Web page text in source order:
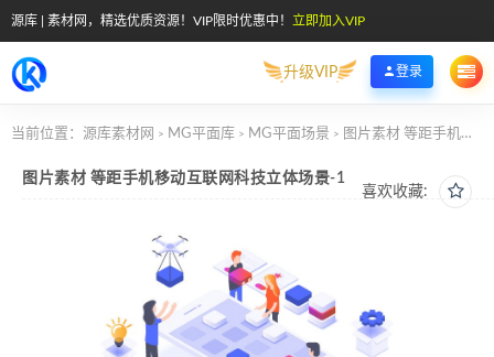
源库 | 素材网，精选优质资源！VIP限时优惠中！ 立即加入VIP
升级VIP 登录
当前位置： 源库素材网 > MG平面库 > MG平面场景 > 图片素材 等距手机移动互联网科技立体场景-1
喜欢收藏:
图片素材 等距手机移动互联网科技立体场景-1